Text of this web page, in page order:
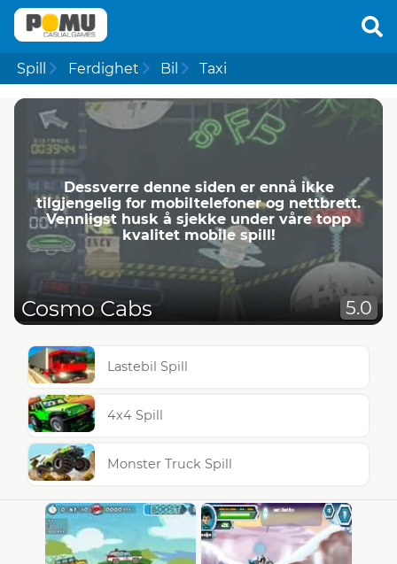
Spill Ferdighet Bil Taxi
Dessverre denne siden er ennå ikke
tilgjengelig for mobiltelefoner og nettbrett.
Vennligst husk å sjekke under våre topp
kvalitet mobile spill!
Cosmo Cabs 5.0
Lastebil Spill
4x4 Spill
Monster Truck Spill